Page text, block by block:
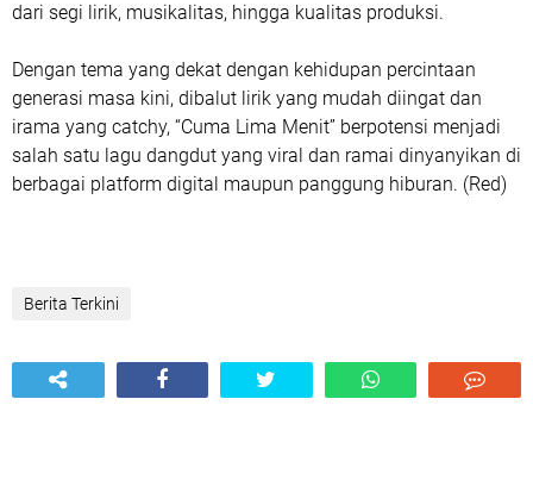
dari segi lirik, musikalitas, hingga kualitas produksi.
Dengan tema yang dekat dengan kehidupan percintaan
generasi masa kini, dibalut lirik yang mudah diingat dan
irama yang catchy, “Cuma Lima Menit” berpotensi menjadi
salah satu lagu dangdut yang viral dan ramai dinyanyikan di
berbagai platform digital maupun panggung hiburan. (Red)
Berita Terkini